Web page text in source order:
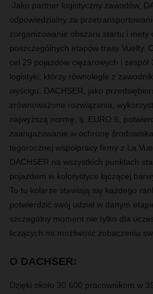
Jako partner logistyczny zawodów,
odpowiedzialny za
zorganizowanie obszaru startu i mety
poszczególnych etapów trasy Vuelty.
cel 29 pojazdów ciężarowych i zespół
logistyki, którzy równolegle z
wyścigu. DACHSER, jako
zrównoważone rozwiązania,
najwyższą normę, tj. EURO 6,
zaangażowanie w ochronę
tegorocznej współpracy firmy z La
DACHSER na wszystkich punktach
pojazdem w kolorystyce łączącej
To tu kolarze stawiają się każdego
potwierdzić swój udział w danym
szczególny moment nie tylko dla
liczących na możliwość zobaczenia
O DACHSER:
Dzięki około 30 600 pracownikom w